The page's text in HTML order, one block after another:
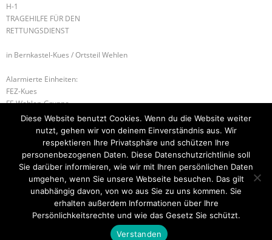
H-1
TRAGEHILFE FÜR DEN
RETTUNGSDIENST
in Bernkastel-Kues / Ortsteil Wehlen
Alarmierte Einheiten:
FEZ-Kues
FF-Wehlen-Gruppe
WL-Bernkastel-Kues
G-1 AUSLAUFENDE BETRIEBSSTOFFE
B-2 FAHRZEUGBRAND – GROSS
Startseite Einsätze Mitglied werden Über uns
Kontakt
Think Up Themes Ltd. Powered by
Diese Website benutzt Cookies. Wenn du die Website weiter
nutzt, gehen wir von deinem Einverständnis aus. Wir
respektieren Ihre Privatsphäre und schützen Ihre
personenbezogenen Daten. Diese Datenschutzrichtlinie soll
Sie darüber informieren, wie wir mit Ihren persönlichen Daten
umgehen, wenn Sie unsere Webseite besuchen. Das gilt
unabhängig davon, von wo aus Sie zu uns kommen. Sie
erhalten außerdem Informationen über Ihre
Persönlichkeitsrechte und wie das Gesetz Sie schützt.
Verstanden